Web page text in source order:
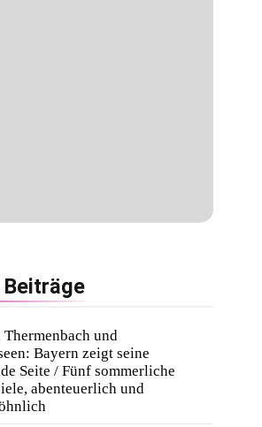
Beiträge
und
Bayern zeigt seine
Seite / Fünf sommerliche
abenteuerlich und